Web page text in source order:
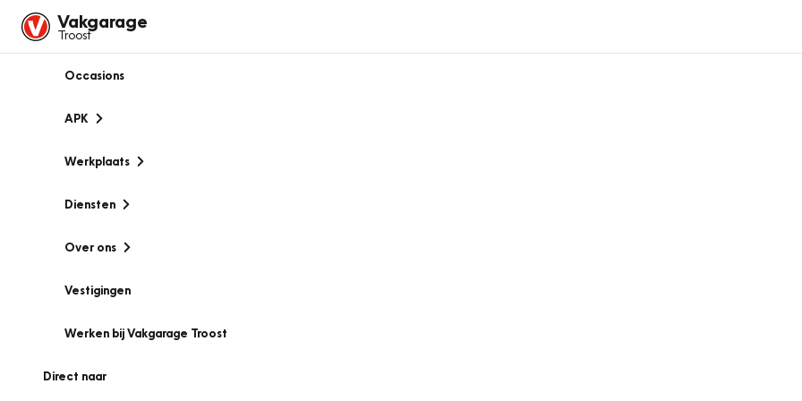
Vakgarage
Troost
Occasions
APK
Werkplaats
Diensten
Over ons
Vestigingen
Werken bij Vakgarage Troost
Direct naar